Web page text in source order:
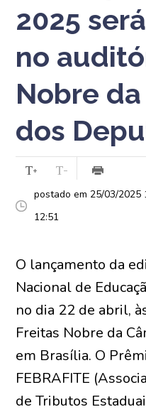
2025
no
Nobre
dos
postado em 25/03/2025
12:51
O lançamento da
Nacional de
no dia 22 de abril,
Freitas Nobre da
em Brasília. O
FEBRAFITE
de Tributos